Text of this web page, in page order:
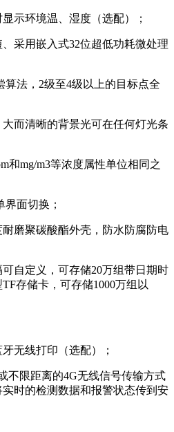
示环境温、湿度（选配）；
采用嵌入式32位超低功耗微处理
法，2级至4级以上的目标点全
而清晰的背景光可在任何灯光条
和mg/m3等浓度属性单位相同之
面切换；
磨聚碳酸酯外壳，防水防腐防电
自定义，可存储20万组带日期时
存储卡，可存储1000万组以
无线打印（选配）；
不限距离的4G无线信号传输方式
时的检测数据和报警状态传到安